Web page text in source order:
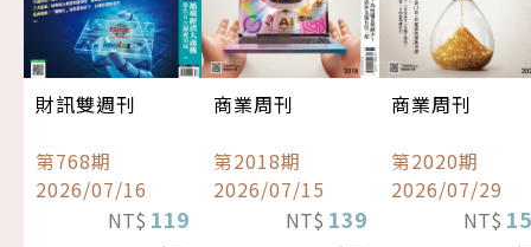
財訊雙週刊
第768期
2026/07/16
NT$ 119
商業周刊
第2018期
2026/07/15
NT$ 139
商業周刊
第2020期
2026/07/29
NT$